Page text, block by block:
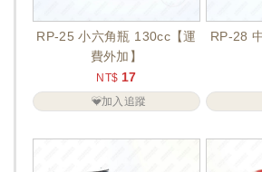
RP-25 小六角瓶 130cc【運
費外加】
NT$ 17
加入追蹤
RP-28